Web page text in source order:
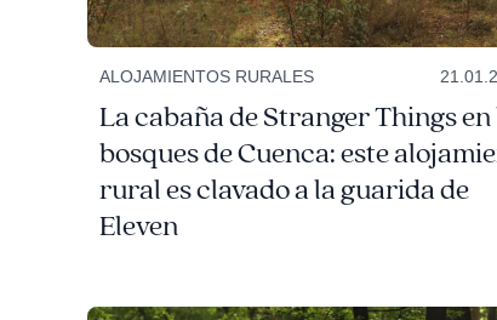
ALOJAMIENTOS RURALES
La cabaña de Stranger Things en
bosques de Cuenca: este
rural es clavado a la guarida de
Eleven